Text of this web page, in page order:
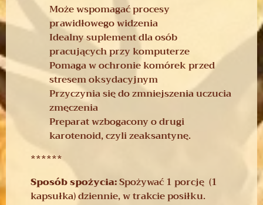
Może wspomagać procesy
prawidłowego widzenia
Idealny suplement dla osób
pracujących przy komputerze
Pomaga w ochronie komórek przed
stresem oksydacyjnym
Przyczynia się do zmniejszenia uczucia
zmęczenia
Preparat wzbogacony o drugi
karotenoid, czyli zeaksantynę.
******
Sposób spożycia:Spożywać 1 porcję (1
kapsułka) dziennie, w trakcie posiłku.